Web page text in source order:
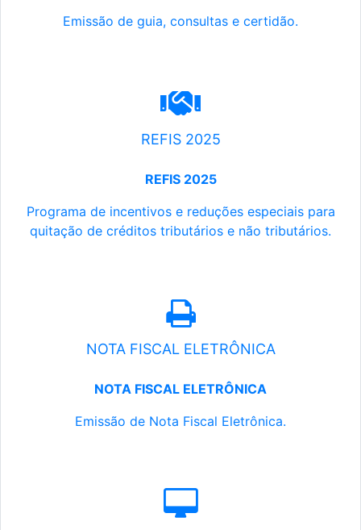
Emissão de guia, consultas e certidão.
REFIS 2025
REFIS 2025
Programa de incentivos e reduções especiais para
quitação de créditos tributários e não tributários.
NOTA FISCAL ELETRÔNICA
NOTA FISCAL ELETRÔNICA
Emissão de Nota Fiscal Eletrônica.